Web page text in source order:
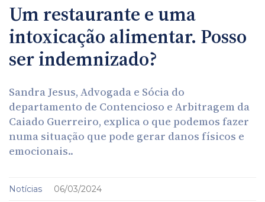
Um restaurante e uma
intoxicação alimentar. Posso
ser indemnizado?
Sandra Jesus, Advogada e Sócia do
departamento de Contencioso e Arbitragem da
Caiado Guerreiro, explica o que podemos fazer
numa situação que pode gerar danos físicos e
emocionais..
Notícias 06/03/2024